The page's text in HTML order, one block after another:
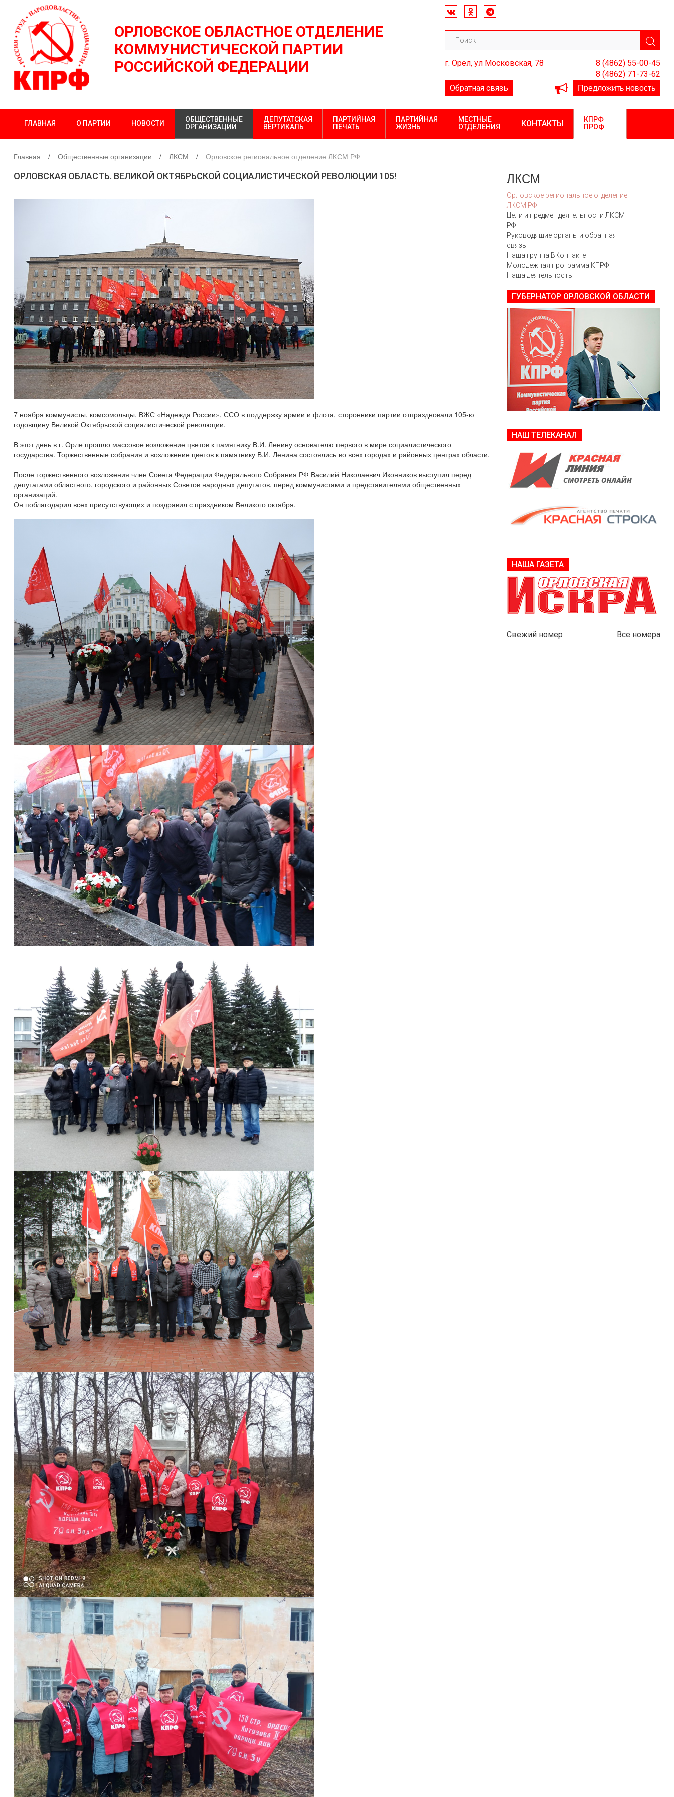
ОРЛОВСКОЕ ОБЛАСТНОЕ ОТДЕЛЕНИЕ
КОММУНИСТИЧЕСКОЙ ПАРТИИ
РОССИЙСКОЙ ФЕДЕРАЦИИ
г. Орел, ул Московская, 78
Обратная связь
8 (4862) 55-00-45
8 (4862) 71-73-62
Предложить новость
ГЛАВНАЯ О ПАРТИИ НОВОСТИ
ОБЩЕСТВЕННЫЕ
ОРГАНИЗАЦИИ
ДЕПУТАТСКАЯ
ВЕРТИКАЛЬ
ПАРТИЙНАЯ
ПЕЧАТЬ
ПАРТИЙНАЯ
ЖИЗНЬ
МЕСТНЫЕ
ОТДЕЛЕНИЯ
КОНТАКТЫ
КПРФ
ПРОФ
Главная Общественные организации ЛКСМ Орловское региональное отделение ЛКСМ РФ
ОРЛОВСКАЯ ОБЛАСТЬ. ВЕЛИКОЙ ОКТЯБРЬСКОЙ СОЦИАЛИСТИЧЕСКОЙ РЕВОЛЮЦИИ 105!
7 ноября коммунисты, комсомольцы, ВЖС «Надежда России», ССО в поддержку армии и флота, сторонники партии отпраздновали 105-ю
годовщину Великой Октябрьской социалистической революции.
В этот день в г. Орле прошло массовое возложение цветов к памятнику В.И. Ленину основателю первого в мире социалистического
государства. Торжественные собрания и возложение цветов к памятнику В.И. Ленина состоялись во всех городах и районных центрах области.
После торжественного возложения член Совета Федерации Федерального Собрания РФ Василий Николаевич Иконников выступил перед
депутатами областного, городского и районных Советов народных депутатов, перед коммунистами и представителями общественных
организаций.
Он поблагодарил всех присутствующих и поздравил с праздником Великого октября.
ЛКСМ
Орловское региональное отделение
ЛКСМ РФ
Цели и предмет деятельности ЛКСМ
РФ
Руководящие органы и обратная
связь
Наша группа ВКонтакте
Молодежная программа КПРФ
Наша деятельность
ГУБЕРНАТОР ОРЛОВСКОЙ ОБЛАСТИ
НАШ ТЕЛЕКАНАЛ
НАША ГАЗЕТА
Свежий номер Все номера